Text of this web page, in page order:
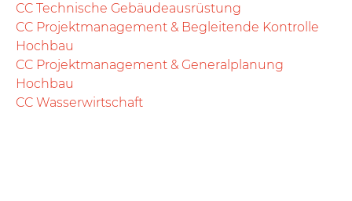
CC Technische Gebäudeausrüstung
CC Projektmanagement & Begleitende Kontrolle
Hochbau
CC Projektmanagement & Generalplanung
Hochbau
CC Wasserwirtschaft